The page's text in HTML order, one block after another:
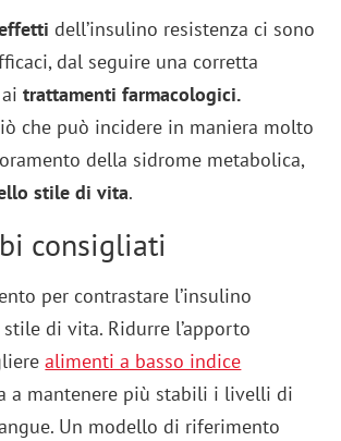
dell’insulino resistenza ci sono
dal seguire una corretta
aitrattamenti farmacologici.
che può incidere in maniera molto
della sidrome metabolica,
stile di vita.
consigliati
per contrastare l’insulino
di vita. Ridurre l’apporto
alimenti a basso indice
a mantenere più stabili i livelli di
Un modello di riferimento